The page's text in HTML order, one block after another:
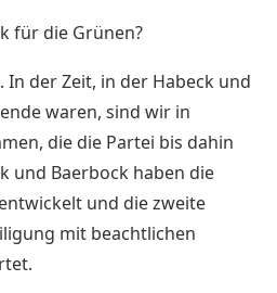
für die Grünen?
der Zeit, in der Habeck und
waren, sind wir in
die die Partei bis dahin
und Baerbock haben die
und die zweite
mit beachtlichen